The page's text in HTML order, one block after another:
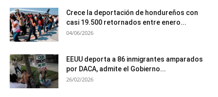
Crece la deportación de hondureños con
casi 19.500 retornados entre enero...
04/06/2026
EEUU deporta a 86 inmigrantes amparados
por DACA, admite el Gobierno...
26/02/2026